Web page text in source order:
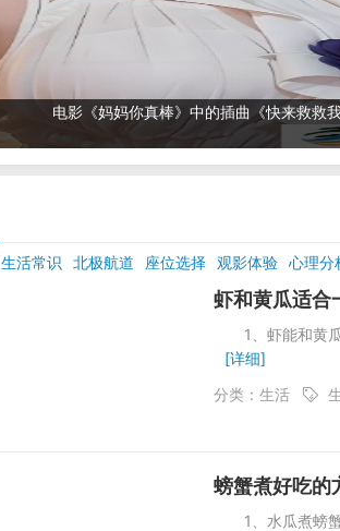
电影《妈妈你真棒》中的插曲《快来救救
生活常识 北极航道 座位选择 观影体验 心理分
虾和黄瓜适合
1、虾能和黄
[详细]
分类： 生活
螃蟹煮好吃的
1、水瓜煮螃